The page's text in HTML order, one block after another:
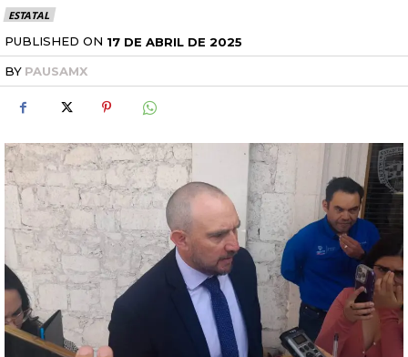
ESTATAL
PUBLISHED ON 17 DE ABRIL DE 2025
BY PAUSAMX